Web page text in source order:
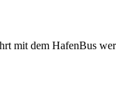
mit dem HafenBus